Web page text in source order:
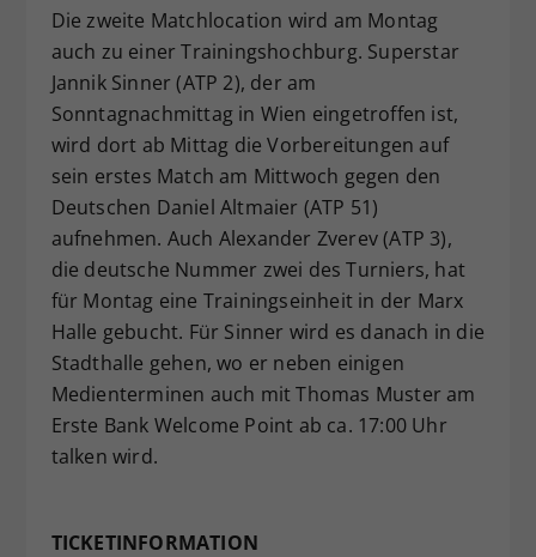
Die zweite Matchlocation wird am Montag
auch zu einer Trainingshochburg. Superstar
Jannik Sinner (ATP 2), der am
Sonntagnachmittag in Wien eingetroffen ist,
wird dort ab Mittag die Vorbereitungen auf
sein erstes Match am Mittwoch gegen den
Deutschen Daniel Altmaier (ATP 51)
aufnehmen. Auch Alexander Zverev (ATP 3),
die deutsche Nummer zwei des Turniers, hat
für Montag eine Trainingseinheit in der Marx
Halle gebucht. Für Sinner wird es danach in die
Stadthalle gehen, wo er neben einigen
Medienterminen auch mit Thomas Muster am
Erste Bank Welcome Point ab ca. 17:00 Uhr
talken wird.
TICKETINFORMATION